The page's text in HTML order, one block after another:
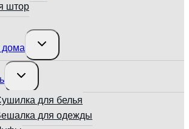
штор
Переключить
дочернее
Переключить
дочернее
для белья
для одежды